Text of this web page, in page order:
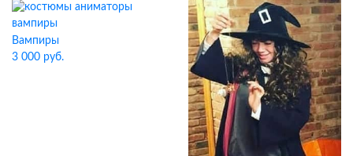
Вампиры
3 000 руб.